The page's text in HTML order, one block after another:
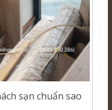
sạn chuẩn sao